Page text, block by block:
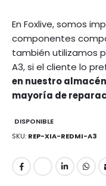
En Foxlive, somos
componentes
también utilizamos
A3, si el cliente lo
en nuestro
mayoría de
DISPONIBLE
SKU REP-XIA-REDMI-A3